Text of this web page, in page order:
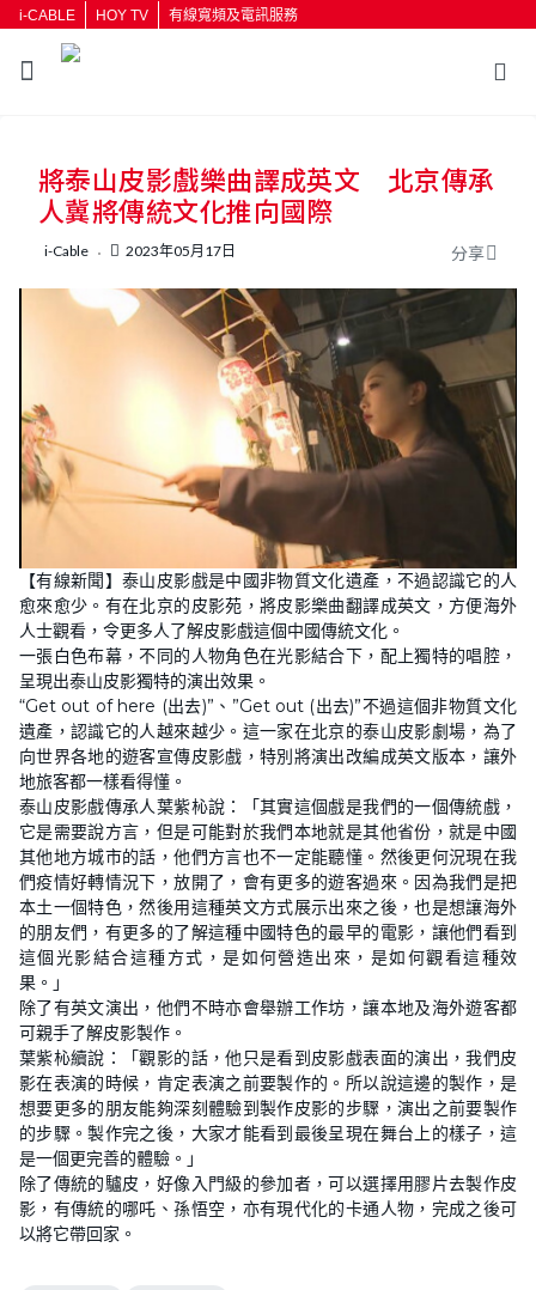
i-CABLE HOY TV 有線寬頻及電訊服務
按輸入鍵開始搜尋
將泰山皮影戲樂曲譯成英文 北京傳承
人冀將傳統文化推向國際
i-Cable 2023年05月17日 分享
【有線新聞】泰山皮影戲是中國非物質文化遺產，不過認識它的人
愈來愈少。有在北京的皮影苑，將皮影樂曲翻譯成英文，方便海外
人士觀看，令更多人了解皮影戲這個中國傳統文化。
一張白色布幕，不同的人物角色在光影結合下，配上獨特的唱腔，
呈現出泰山皮影獨特的演出效果。
“Get out of here (出去)”、”Get out (出去)”不過這個非物質文化
遺產，認識它的人越來越少。這一家在北京的泰山皮影劇場，為了
向世界各地的遊客宣傳皮影戲，特別將演出改編成英文版本，讓外
地旅客都一樣看得懂。
泰山皮影戲傳承人葉紫杺說：「其實這個戲是我們的一個傳統戲，
它是需要說方言，但是可能對於我們本地就是其他省份，就是中國
其他地方城市的話，他們方言也不一定能聽懂。然後更何況現在我
們疫情好轉情況下，放開了，會有更多的遊客過來。因為我們是把
本土一個特色，然後用這種英文方式展示出來之後，也是想讓海外
的朋友們，有更多的了解這種中國特色的最早的電影，讓他們看到
這個光影結合這種方式，是如何營造出來，是如何觀看這種效
果。」
除了有英文演出，他們不時亦會舉辦工作坊，讓本地及海外遊客都
可親手了解皮影製作。
葉紫杺續說：「觀影的話，他只是看到皮影戲表面的演出，我們皮
影在表演的時候，肯定表演之前要製作的。所以說這邊的製作，是
想要更多的朋友能夠深刻體驗到製作皮影的步驟，演出之前要製作
的步驟。製作完之後，大家才能看到最後呈現在舞台上的樣子，這
是一個更完善的體驗。」
除了傳統的驢皮，好像入門級的參加者，可以選擇用膠片去製作皮
影，有傳統的哪吒、孫悟空，亦有現代化的卡通人物，完成之後可
以將它帶回家。